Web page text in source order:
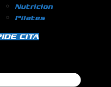
Nutricion
Pilates
CITA